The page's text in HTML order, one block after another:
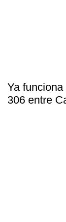
Ya
306 entre